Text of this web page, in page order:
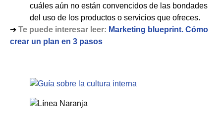
cuáles aún no están convencidos de las bondades
del uso de los productos o servicios que ofreces.
➔ Te puede interesar leer: Marketing blueprint. Cómo
crear un plan en 3 pasos